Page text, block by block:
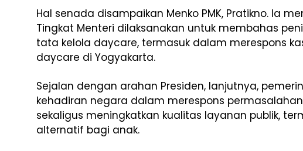
Hal senada disampaikan Menko PMK, Pratikno. Ia
Tingkat Menteri dilaksanakan untuk membahas
tata kelola daycare, termasuk dalam merespons
daycare di Yogyakarta.
Sejalan dengan arahan Presiden, lanjutnya,
kehadiran negara dalam merespons
sekaligus meningkatkan kualitas layanan publik,
alternatif bagi anak.